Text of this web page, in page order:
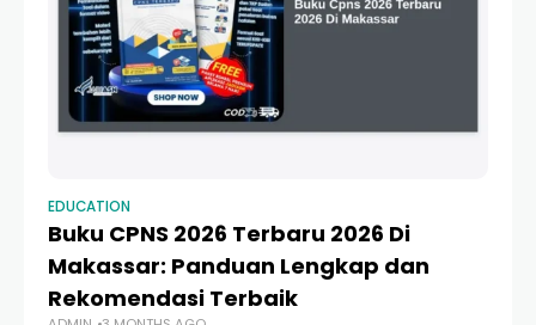
EDUCATION
Buku CPNS 2026 Terbaru 2026 Di
Makassar: Panduan Lengkap dan
Rekomendasi Terbaik